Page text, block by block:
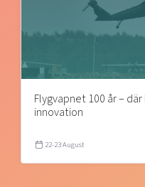
Flygvapnet 100 år –
innovation
22-23 August